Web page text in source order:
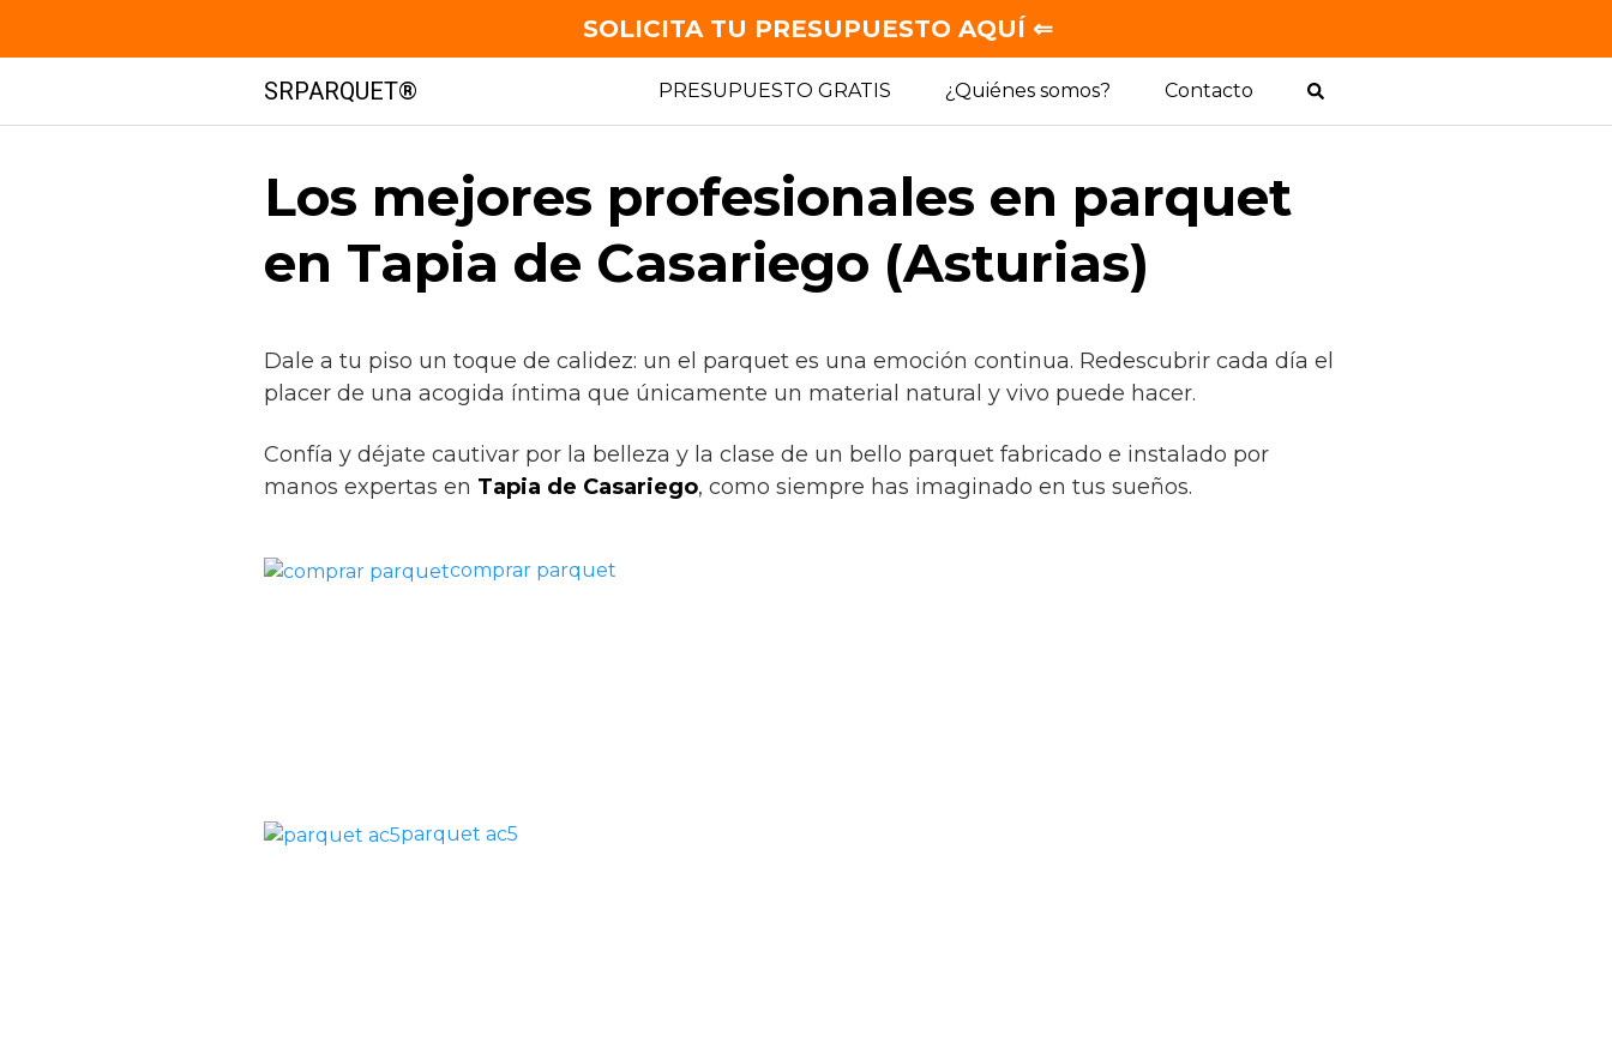
contenido
SRPARQUET® PRESUPUESTO GRATIS ¿Quiénes somos? Contacto
Los mejores profesionales en parquet
en Tapia de Casariego (Asturias)
Dale a tu piso un toque de calidez: un el parquet es una emoción continua. Redescubrir cada día el
placer de una acogida íntima que únicamente un material natural y vivo puede hacer.
Confía y déjate cautivar por la belleza y la clase de un bello parquet fabricado e instalado por
manos expertas en Tapia de Casariego, como siempre has imaginado en tus sueños.
comprar parquet
parquet ac5
SOLICITA TU PRESUPUESTO AQUÍ ⇐